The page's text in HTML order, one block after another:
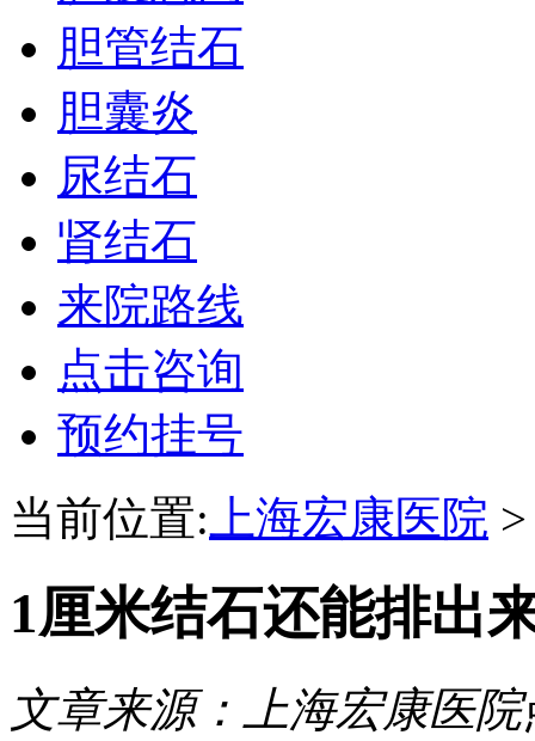
胆管结石
胆囊炎
尿结石
肾结石
来院路线
点击咨询
预约挂号
当前位置: 上海宏康医院
1厘米结石还能排出
文章来源：上海宏康医院